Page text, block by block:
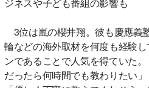
3位は嵐の櫻井翔。彼も慶應義
輪などの海外取材を何度も経験
ンであることで人気を得ていた
だったら何時間でも教わりたい」